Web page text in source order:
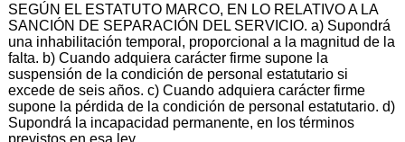
SEGÚN EL ESTATUTO MARCO, EN LO RELATIVO A LA
SANCIÓN DE SEPARACIÓN DEL SERVICIO. a) Supondrá
una inhabilitación temporal, proporcional a la magnitud de la
falta. b) Cuando adquiera carácter firme supone la
suspensión de la condición de personal estatutario si
excede de seis años. c) Cuando adquiera carácter firme
supone la pérdida de la condición de personal estatutario. d)
Supondrá la incapacidad permanente, en los términos
previstos en esa ley.